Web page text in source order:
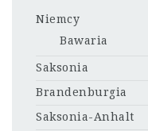
Niemcy
Bawaria
Saksonia
Brandenburgia
Saksonia-Anhalt